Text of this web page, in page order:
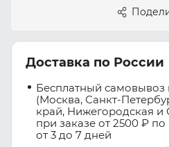
Доставка по России
Бесплатный самовывоз
(Москва, Санкт-
край, Нижегородская и
при заказе от 2500 ₽
от 3 до 7 дней